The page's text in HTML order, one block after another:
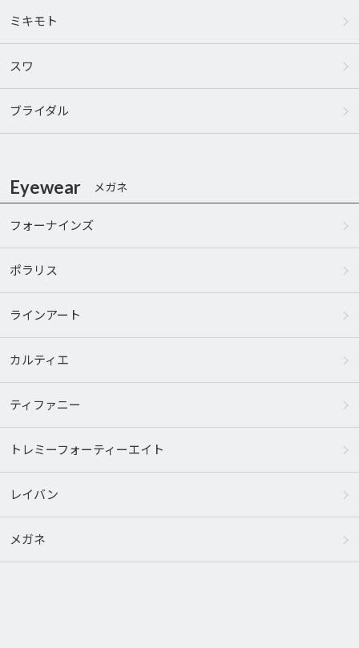
ミキモト
スワ
ブライダル
Eyewear メガネ
フォーナインズ
ポラリス
ラインアート
カルティエ
ティファニー
トレミーフォーティーエイト
レイバン
メガネ